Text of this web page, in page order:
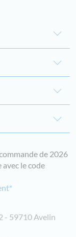
de 2026
le code
- 59710 Avelin